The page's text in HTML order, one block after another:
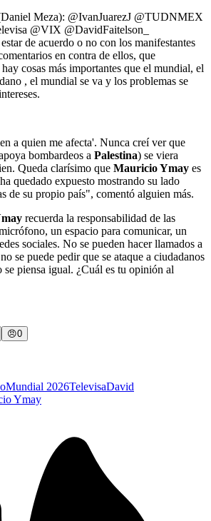
Meza): @IvanJuarezJ @TUDNMEX
@VIX @DavidFaitelson_
de acuerdo o no con los manifestantes
en contra de ellos, que
cosas más importantes que el mundial, el
, el mundial se va y los problemas se
a quien me afecta'. Nunca creí ver que
bombardeos a Palestina) se viera
Queda clarísimo que Mauricio Ymay es
quedado expuesto mostrando su lado
de su propio país", comentó alguien más.
recuerda la responsabilidad de las
un espacio para comunicar, un
sociales. No se pueden hacer llamados a
se puede pedir que se ataque a ciudadanos
se piensa igual. ¿Cuál es tu opinión al
😠0
Mundial 2026TelevisaDavid
Ymay